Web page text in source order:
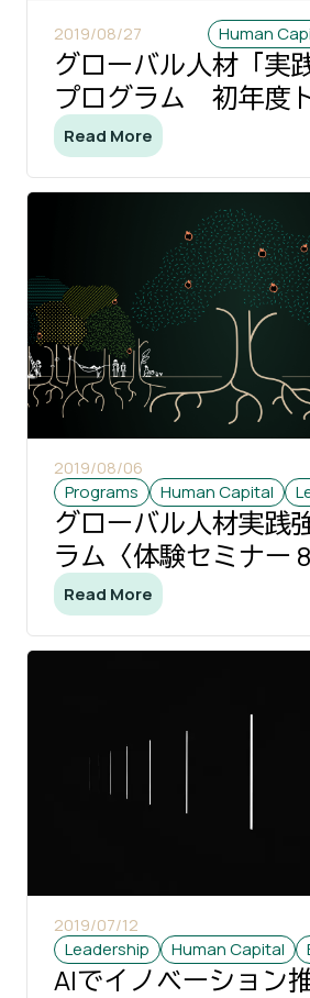
2019/08/27 Human
グローバル人材「実
プログラム 初年度
Read More
2019/08/06
Programs
Human Capital
グローバル人材実践
ラム〈体験セミナー
Read More
2019/07/12
Leadership
Human Capital
AIでイノベーション